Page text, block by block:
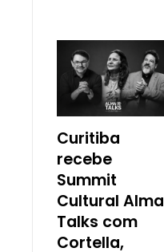
Curitiba
recebe
Summit
Cultural Alma
Talks com
Cortella,